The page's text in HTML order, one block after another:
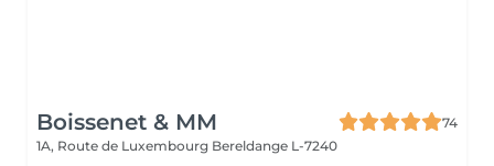
Boissenet & MM
74
1A, Route de Luxembourg Bereldange L-7240